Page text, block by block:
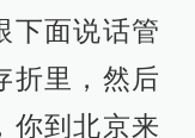
下面说话管
折里，然后
你到北京来